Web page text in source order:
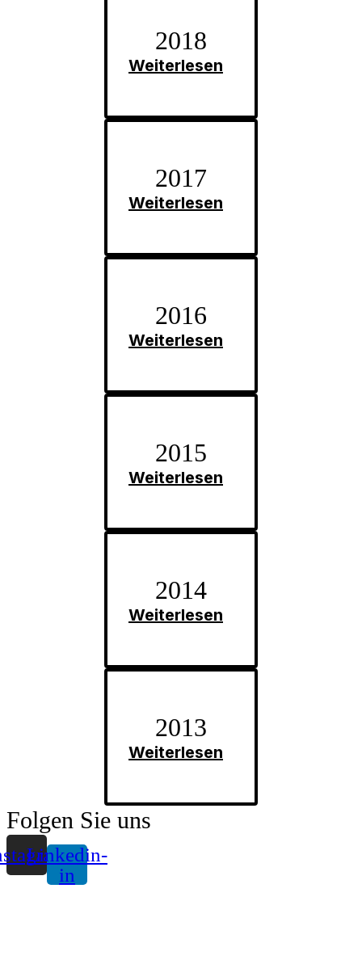
2018
Weiterlesen
2017
Weiterlesen
2016
Weiterlesen
2015
Weiterlesen
2014
Weiterlesen
2013
Weiterlesen
Folgen Sie uns
Linkedin-
in